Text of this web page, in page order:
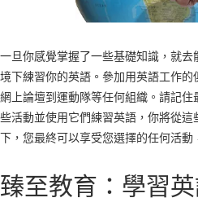
一旦你感覺掌握了一些基礎知識，就
境下練習你的英語。參加用英語工作
網上論壇到運動隊等任何組織。請記
些活動並使用它們練習英語，你將從
下，您最終可以享受您選擇的任何活
臻至教育：學習